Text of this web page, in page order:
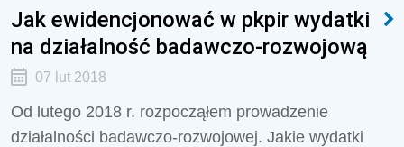
Jak ewidencjonować w pkpir wydatki
na działalność badawczo-rozwojową
07 lut 2018
Od lutego 2018 r. rozpocząłem prowadzenie
działalności badawczo-rozwojowej. Jakie wydatki